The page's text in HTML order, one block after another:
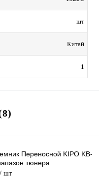
шт
Китай
1
Переносной KIPO KB-
тюнера
SW1-2, Питание 220В
/ шт